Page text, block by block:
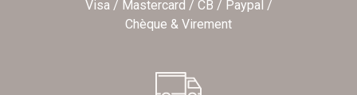
Visa / Mastercard / CB / Paypal /
Chèque & Virement